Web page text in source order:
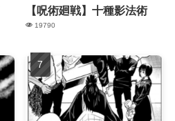
【呪術廻戦】十種影法術
19790